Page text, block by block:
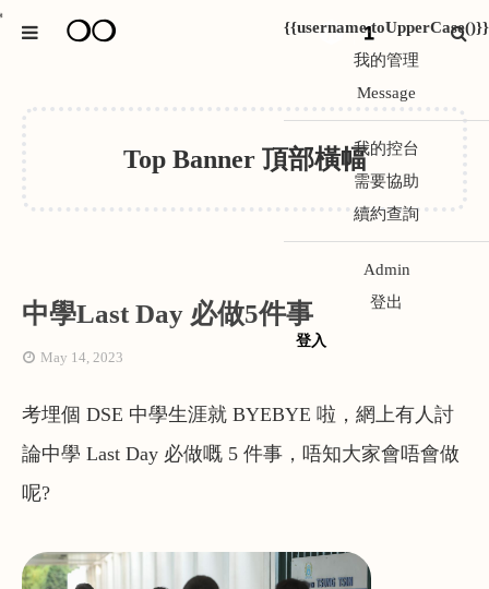
❍❍
{{username.toUpperCase()}}
我的管理
Message
我的控台
需要協助
續約查詢
Admin
登出
登入
1
Top Banner 頂部橫幅
中學Last Day 必做5件事
May 14, 2023
考埋個 DSE 中學生涯就 BYEBYE 啦，網上有人討
論中學 Last Day 必做嘅 5 件事，唔知大家會唔會做
呢?